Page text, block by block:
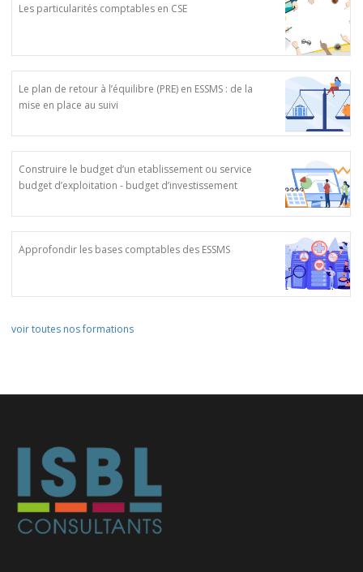
Les particularités comptables en CSE
Le plan de retour à l’équilibre (PRE) en ESSMS : de la
mise en place au suivi
Construire le budget d’un etablissement ou service
budget d’exploitation - budget d’investissement
Approfondir les bases comptables des ESSMS
voir toutes nos formations